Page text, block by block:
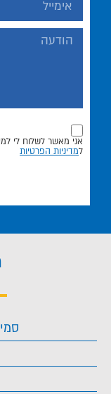
אני מאשר לשלוח לי
למדיניות הפרטיות